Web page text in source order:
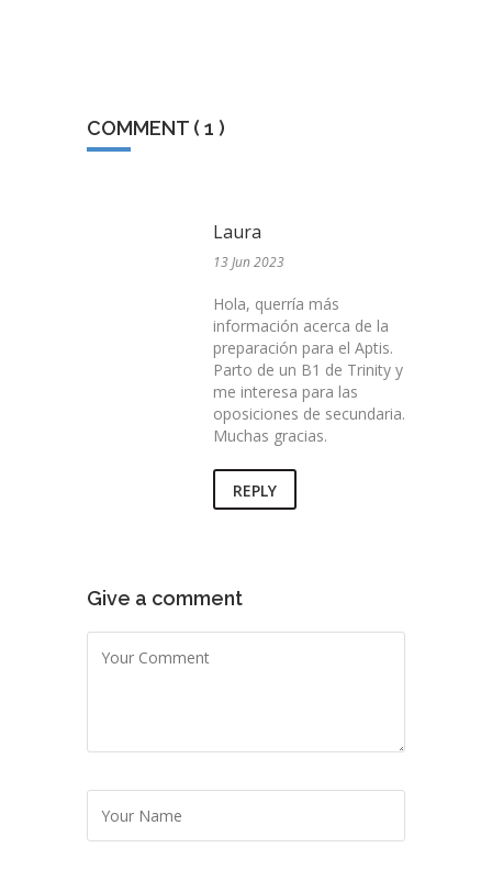
COMMENT ( 1 )
Laura
13 Jun 2023
Hola, querría más
información acerca de la
preparación para el Aptis.
Parto de un B1 de Trinity y
me interesa para las
oposiciones de secundaria.
Muchas gracias.
REPLY
Give a comment